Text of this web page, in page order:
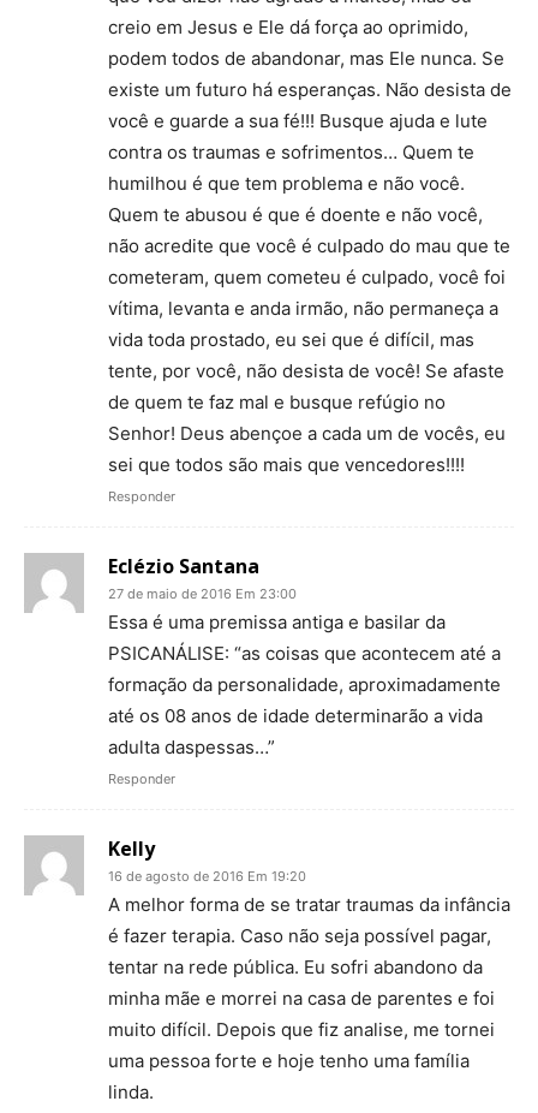
creio em Jesus e Ele dá força ao oprimido,
podem todos de abandonar, mas Ele nunca. Se
existe um futuro há esperanças. Não desista de
você e guarde a sua fé!!! Busque ajuda e lute
contra os traumas e sofrimentos… Quem te
humilhou é que tem problema e não você.
Quem te abusou é que é doente e não você,
não acredite que você é culpado do mau que te
cometeram, quem cometeu é culpado, você foi
vítima, levanta e anda irmão, não permaneça a
vida toda prostado, eu sei que é difícil, mas
tente, por você, não desista de você! Se afaste
de quem te faz mal e busque refúgio no
Senhor! Deus abençoe a cada um de vocês, eu
sei que todos são mais que vencedores!!!!
Responder
Eclézio Santana
27 de maio de 2016 Em 23:00
Essa é uma premissa antiga e basilar da
PSICANÁLISE: “as coisas que acontecem até a
formação da personalidade, aproximadamente
até os 08 anos de idade determinarão a vida
adulta daspessas…”
Responder
Kelly
16 de agosto de 2016 Em 19:20
A melhor forma de se tratar traumas da infância
é fazer terapia. Caso não seja possível pagar,
tentar na rede pública. Eu sofri abandono da
minha mãe e morrei na casa de parentes e foi
muito difícil. Depois que fiz analise, me tornei
uma pessoa forte e hoje tenho uma família
linda.